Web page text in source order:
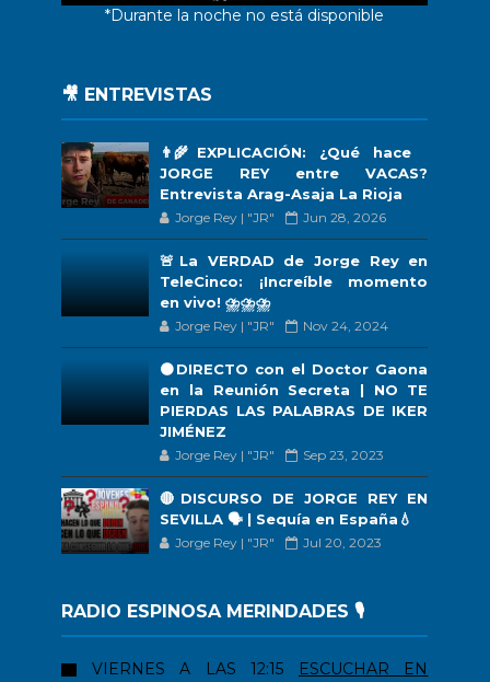
*Durante la noche no está disponible
🎥 ENTREVISTAS
👨‍🌾EXPLICACIÓN: ¿Qué hace
JORGE REY entre VACAS?
Entrevista Arag-Asaja La Rioja
Jorge Rey | "JR" Jun 28, 2026
🚨La VERDAD de Jorge Rey en
TeleCinco: ¡Increíble momento
en vivo! ⛈️⛈️⛈️
Jorge Rey | "JR" Nov 24, 2024
🟠DIRECTO con el Doctor Gaona
en la Reunión Secreta | NO TE
PIERDAS LAS PALABRAS DE IKER
JIMÉNEZ
Jorge Rey | "JR" Sep 23, 2023
🔴DISCURSO DE JORGE REY EN
SEVILLA 🗣 | Sequía en España💧
Jorge Rey | "JR" Jul 20, 2023
RADIO ESPINOSA MERINDADES 🎙️
VIERNES A LAS 12:15
ESCUCHAR EN